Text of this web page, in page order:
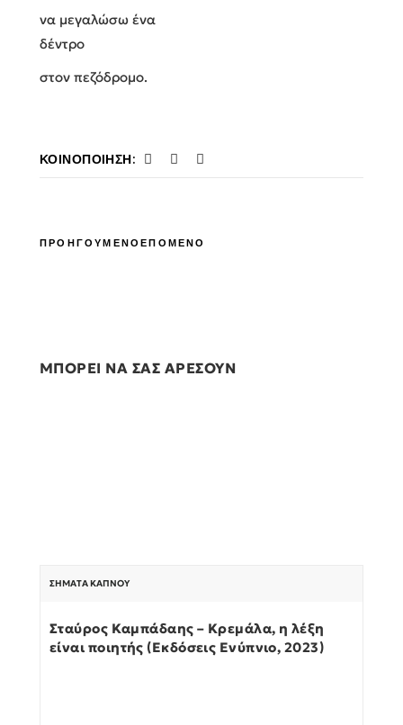
να μεγαλώσω ένα
δέντρο
στον πεζόδρομο.
ΚΟΙΝΟΠΟΊΗΣΗ:
ΠΡΟΗΓΟΥΜΕΝΟΕΠΟΜΕΝΟ
ΜΠΟΡΕΙ ΝΑ ΣΑΣ ΑΡΕΣΟΥΝ
ΣΉΜΑΤΑ ΚΑΠΝΟΎ
Σταύρος Καμπάδαης – Κρεμάλα, η λέξη
είναι ποιητής (Εκδόσεις Ενύπνιο, 2023)